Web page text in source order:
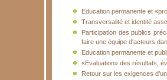
Education permanente et
Transversalité et identité
Participation des publics
faire une équipe d'acteurs
Education permanente et
«Evaluation» des résultats,
Retour sur les exigences